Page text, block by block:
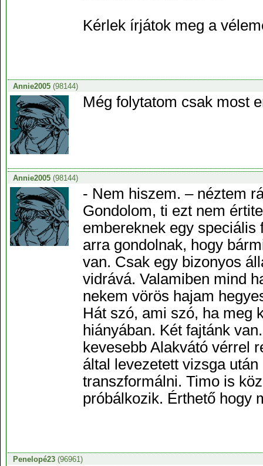
Kérlek írjátok meg a
Annie2005(98144)
Még folytatom csak most
Annie2005(98144)
- Nem hiszem. – néztem
Gondolom, ti ezt nem
embereknek egy speciális
arra gondolnak, hogy
van. Csak egy bizonyos
vidrává. Valamiben mind
nekem vörös hajam
Hát szó, ami szó, ha meg
hiányában. Két fajtánk
kevesebb Alakvátó vérrel
által levezetett vizsga
transzformálni. Timo is
próbálkozik. Érthető hogy
Penelopé23(96961)